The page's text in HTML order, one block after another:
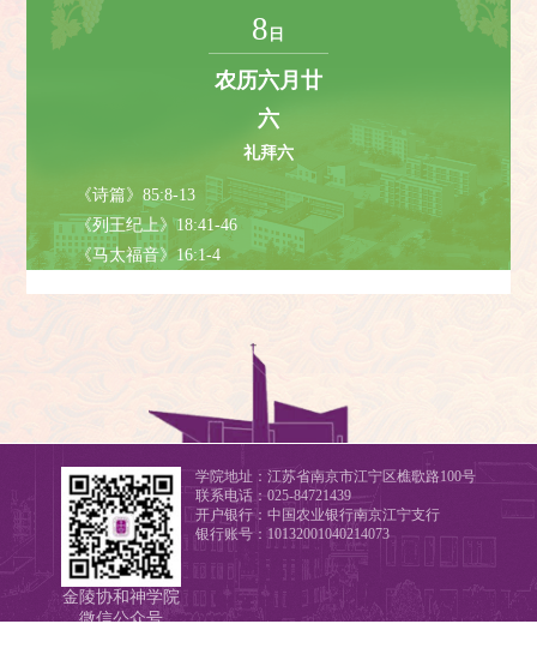
8 日
农历六月廿
六
礼拜六
《诗篇》85:8-13
《列王纪上》18:41-46
《马太福音》16:1-4
金陵协和神学院
微信公众号
学院地址：江苏省南京市江宁区樵歌路100号
联系电话：025-84721439
开户银行：中国农业银行南京江宁支行
银行账号：10132001040214073